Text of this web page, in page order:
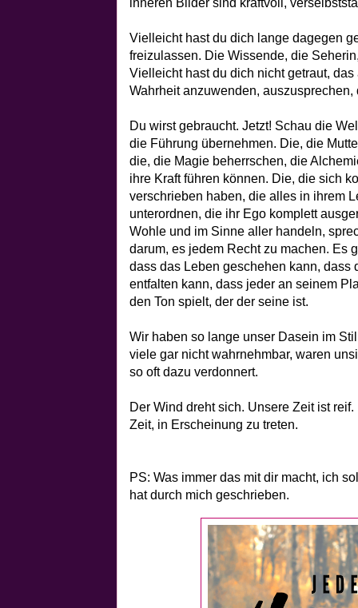
Vielleicht hast du dich lange dagegen
freizulassen. Die Wissende, die
Vielleicht hast du dich nicht getraut,
Wahrheit anzuwenden,
Du wirst gebraucht. Jetzt! Schau die
die Führung übernehmen. Die, die
die, die Magie beherrschen, die
ihre Kraft führen können. Die, die sich
verschrieben haben, die alles in ihrem
unterordnen, die ihr Ego komplett
Wohle und im Sinne aller handeln,
darum, es jedem Recht zu machen. Es
dass das Leben geschehen kann, dass
entfalten kann, dass jeder an seinem
den Ton spielt, der der seine ist.
Wir haben so lange unser Dasein im
viele gar nicht wahrnehmbar, waren
so oft dazu verdonnert.
Der Wind dreht sich. Unsere Zeit ist
Zeit, in Erscheinung zu treten.
PS: Was immer das mit dir macht, ich
hat durch mich geschrieben.